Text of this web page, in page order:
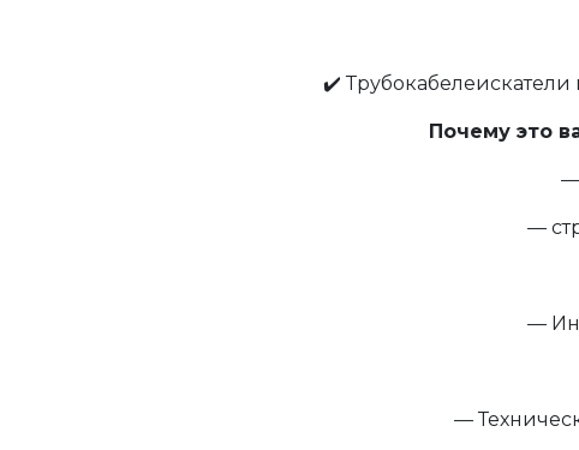
✔️
Почему это
—
—
—
—